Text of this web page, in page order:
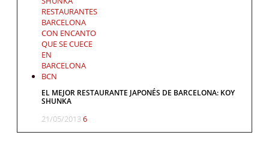
EL MEJOR RESTAURANTE JAPONÉS DE BARCELONA: KOY
SHUNKA
21/05/20136